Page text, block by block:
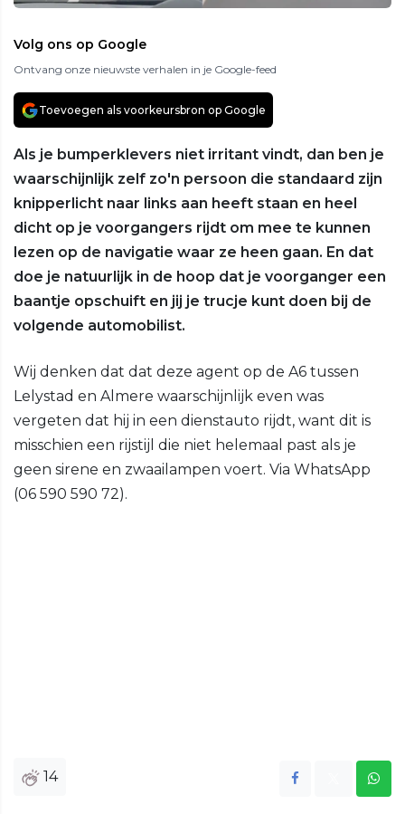
Volg ons op Google
Ontvang onze nieuwste verhalen in je Google-feed
Toevoegen als voorkeursbron op Google
Als je bumperklevers niet irritant vindt, dan ben je
waarschijnlijk zelf zo'n persoon die standaard zijn
knipperlicht naar links aan heeft staan en heel
dicht op je voorgangers rijdt om mee te kunnen
lezen op de navigatie waar ze heen gaan. En dat
doe je natuurlijk in de hoop dat je voorganger een
baantje opschuift en jij je trucje kunt doen bij de
volgende automobilist.
Wij denken dat dat deze agent op de A6 tussen
Lelystad en Almere waarschijnlijk even was
vergeten dat hij in een dienstauto rijdt, want dit is
misschien een rijstijl die niet helemaal past als je
geen sirene en zwaailampen voert. Via WhatsApp
(06 590 590 72).
14